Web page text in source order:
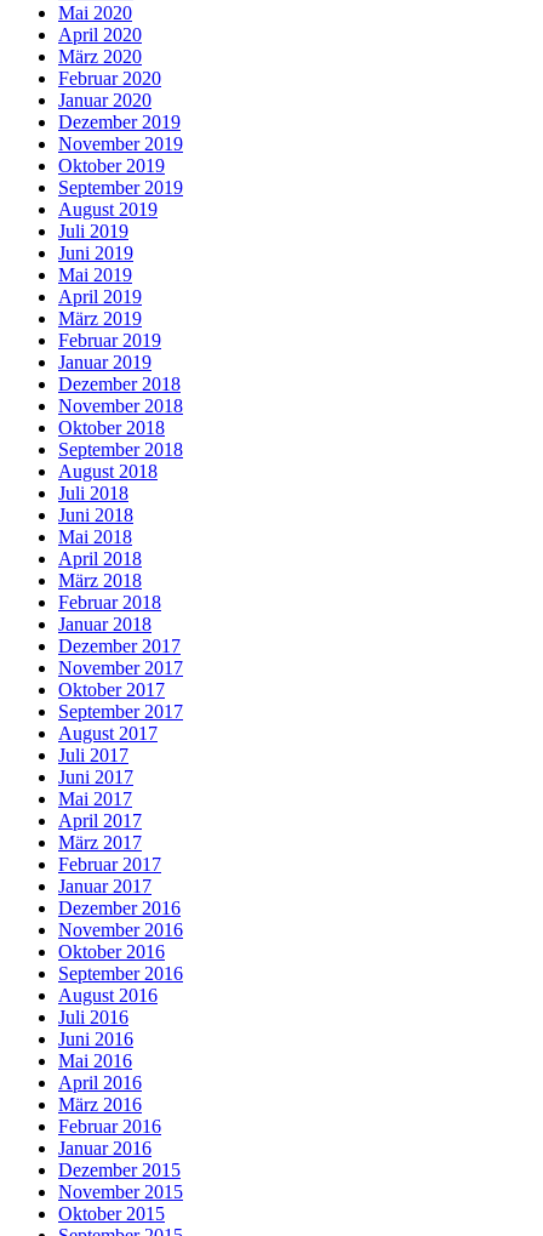
Mai 2020
April 2020
März 2020
Februar 2020
Januar 2020
Dezember 2019
November 2019
Oktober 2019
September 2019
August 2019
Juli 2019
Juni 2019
Mai 2019
April 2019
März 2019
Februar 2019
Januar 2019
Dezember 2018
November 2018
Oktober 2018
September 2018
August 2018
Juli 2018
Juni 2018
Mai 2018
April 2018
März 2018
Februar 2018
Januar 2018
Dezember 2017
November 2017
Oktober 2017
September 2017
August 2017
Juli 2017
Juni 2017
Mai 2017
April 2017
März 2017
Februar 2017
Januar 2017
Dezember 2016
November 2016
Oktober 2016
September 2016
August 2016
Juli 2016
Juni 2016
Mai 2016
April 2016
März 2016
Februar 2016
Januar 2016
Dezember 2015
November 2015
Oktober 2015